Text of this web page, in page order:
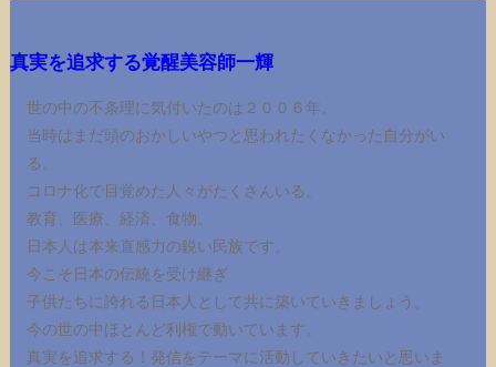
真実を追求する覚醒美容師一輝
世の中の不条理に気付いたのは２００６年。
当時はまだ頭のおかしいやつと思われたくなかった自分がい
る。
コロナ化で目覚めた人々がたくさんいる。
教育、医療、経済、食物。
日本人は本来直感力の鋭い民族です。
今こそ日本の伝統を受け継ぎ
子供たちに誇れる日本人として共に築いていきましょう。
今の世の中ほとんど利権で動いています。
真実を追求する！発信をテーマに活動していきたいと思いま